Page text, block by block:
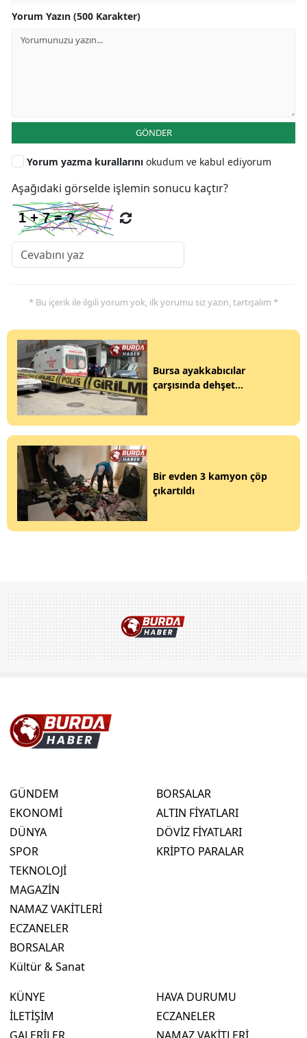
Yorum Yazın (500 Karakter)
GÖNDER
Yorum yazma kurallarını okudum ve kabul ediyorum
Aşağıdaki görselde işlemin sonucu kaçtır?
* Bu içerik ile ilgili yorum yok, ilk yorumu siz yazın, tartışalım *
Bursa ayakkabıcılar
çarşısında dehşet...
Bir evden 3 kamyon çöp
çıkartıldı
GÜNDEM
EKONOMİ
DÜNYA
SPOR
TEKNOLOJİ
MAGAZİN
NAMAZ VAKİTLERİ
ECZANELER
BORSALAR
Kültür & Sanat
BORSALAR
ALTIN FİYATLARI
DÖVİZ FİYATLARI
KRİPTO PARALAR
KÜNYE
İLETİŞİM
HAVA DURUMU
ECZANELER